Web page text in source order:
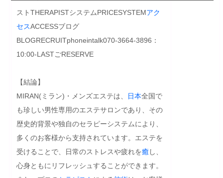
ストTHERAPISTシステムPRICESYSTEMアク
セスACCESSブログ
BLOGRECRUITphoneintalk070-3664-3896：
10:00-LASTごRESERVE
【結論】
MIRAN(ミラン)・メンズエステは、
日本全国で
も珍しい男性専用のエステサロンであり、その
歴史的背景や独自のセラピーシステムにより、
多くのお客様から支持されています。エステを
受けることで、日常のストレスや疲れを癒 し、
心身ともにリフレッシュすることができます。